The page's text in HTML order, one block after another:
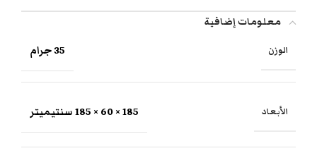
معلومات إضافية
الوزن 35 جرام
الأبعاد 185 × 60 × 185 سنتيميتر